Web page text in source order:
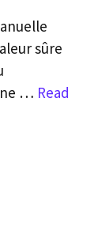
sûre
… Read